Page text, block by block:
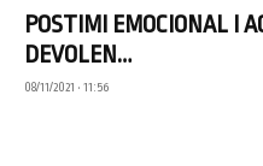
POSTIMI EMOCIONAL I
DEVOLEN…
08/11/2021 • 11:56